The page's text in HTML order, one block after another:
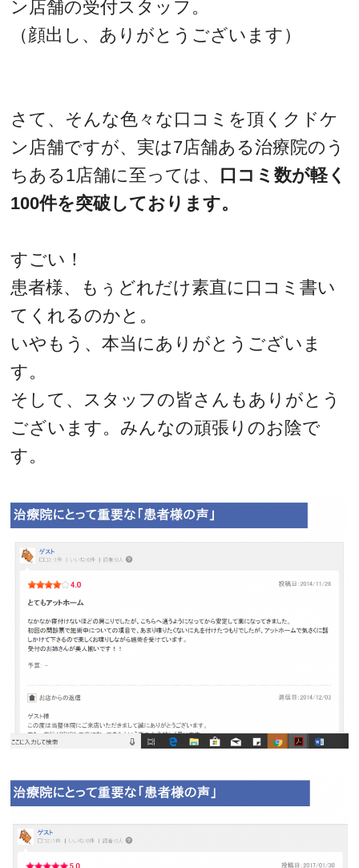
ン店舗の受付スタッフ。
（顔出し、ありがとうございます）
さて、そんな色々な口コミを頂くクドケ
ン店舗ですが、実は7店舗ある治療院のう
ちある1店舗に至っては、 口コミ数が軽く
100件を突破しております。
すごい！
患者様、もぅどれだけ素直に口コミ書い
てくれるのかと。
いやもう、本当にありがとうございま
す。
そして、スタッフの皆さんもありがとう
ございます。みんなの頑張りのお陰で
す。